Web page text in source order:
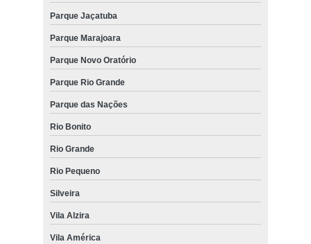
Parque Jaçatuba
Parque Marajoara
Parque Novo Oratório
Parque Rio Grande
Parque das Nações
Rio Bonito
Rio Grande
Rio Pequeno
Silveira
Vila Alzira
Vila América